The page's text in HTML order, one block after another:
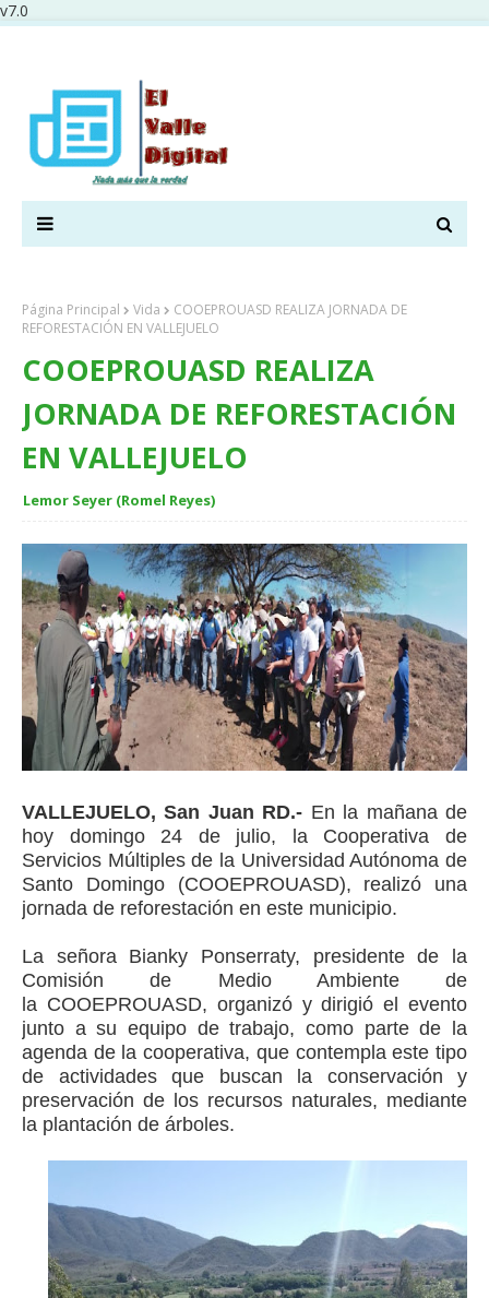
v7.0
Página Principal Vida
COOEPROUASD REALIZA JORNADA DE
REFORESTACIÓN EN VALLEJUELO
COOEPROUASD REALIZA
JORNADA DE REFORESTACIÓN
EN VALLEJUELO
Lemor Seyer (Romel Reyes)
VALLEJUELO, San Juan RD.- En la mañana de
hoy domingo 24 de julio, la Cooperativa de
Servicios Múltiples de la Universidad Autónoma de
Santo Domingo (COOEPROUASD), realizó una
jornada de reforestación en este municipio.
La señora Bianky Ponserraty, presidente de la
Comisión de Medio Ambiente de
la COOEPROUASD, organizó y dirigió el evento
junto a su equipo de trabajo, como parte de la
agenda de la cooperativa, que contempla este tipo
de actividades que buscan la conservación y
preservación de los recursos naturales, mediante
la plantación de árboles.